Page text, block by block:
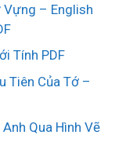
Vựng – English
Tính PDF
Tiên Của Tớ –
Qua Hình Vẽ